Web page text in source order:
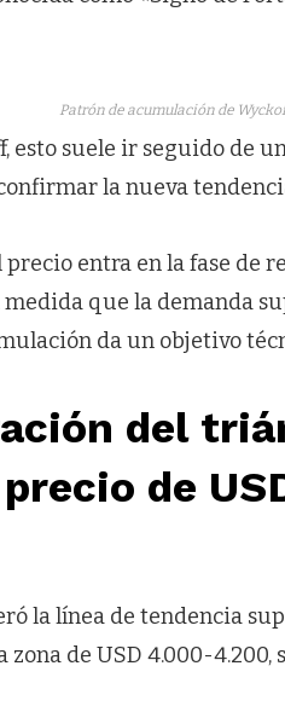
Patrón de acumulación de
esto suele ir seguido de
la nueva
precio entra en la fase de
medida que la demanda
da un objetivo
del
de
la línea de tendencia
de USD 4.000-4.200,